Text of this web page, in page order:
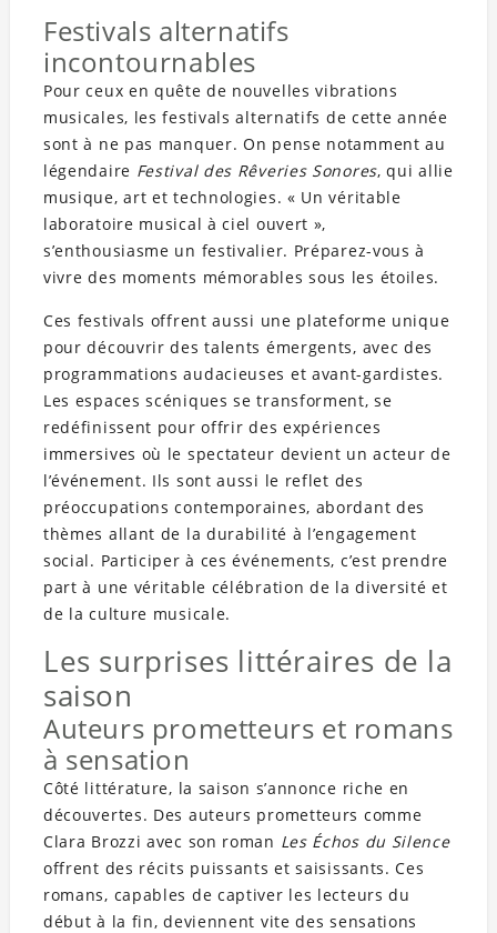
Festivals alternatifs
incontournables
Pour ceux en quête de nouvelles vibrations
musicales, les festivals alternatifs de cette année
sont à ne pas manquer. On pense notamment au
légendaire Festival des Rêveries Sonores, qui allie
musique, art et technologies. « Un véritable
laboratoire musical à ciel ouvert »,
s’enthousiasme un festivalier. Préparez-vous à
vivre des moments mémorables sous les étoiles.
Ces festivals offrent aussi une plateforme unique
pour découvrir des talents émergents, avec des
programmations audacieuses et avant-gardistes.
Les espaces scéniques se transforment, se
redéfinissent pour offrir des expériences
immersives où le spectateur devient un acteur de
l’événement. Ils sont aussi le reflet des
préoccupations contemporaines, abordant des
thèmes allant de la durabilité à l’engagement
social. Participer à ces événements, c’est prendre
part à une véritable célébration de la diversité et
de la culture musicale.
Les surprises littéraires de la
saison
Auteurs prometteurs et romans
à sensation
Côté littérature, la saison s’annonce riche en
découvertes. Des auteurs prometteurs comme
Clara Brozzi avec son roman Les Échos du Silence
offrent des récits puissants et saisissants. Ces
romans, capables de captiver les lecteurs du
début à la fin, deviennent vite des sensations